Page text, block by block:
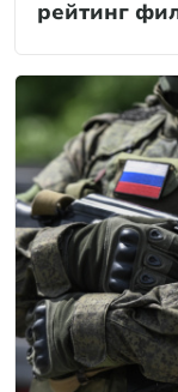
рейтинг